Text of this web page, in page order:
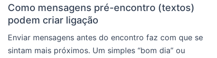
Como mensagens pré-encontro (textos)
podem criar ligação
Enviar mensagens antes do encontro faz com que se
sintam mais próximos. Um simples “bom dia” ou